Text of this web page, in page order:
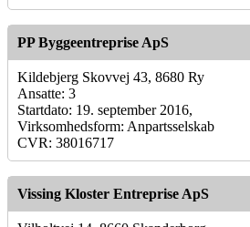
PP Byggeentreprise ApS
Kildebjerg Skovvej 43, 8680 Ry
Ansatte: 3
Startdato: 19. september 2016,
Virksomhedsform: Anpartsselskab
CVR: 38016717
Vissing Kloster Entreprise ApS